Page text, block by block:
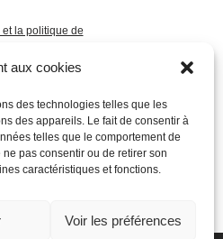
aux cookies
des technologies telles que les
des appareils. Le fait de consentir à
telles que le comportement de
pas consentir ou de retirer son
caractéristiques et fonctions.
Voir les préférences
la politique de